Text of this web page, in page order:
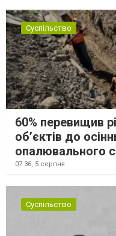
Суспільство
60% перевищив
об’єктів до
опалювального
07:36, 5 серпня
Суспільство